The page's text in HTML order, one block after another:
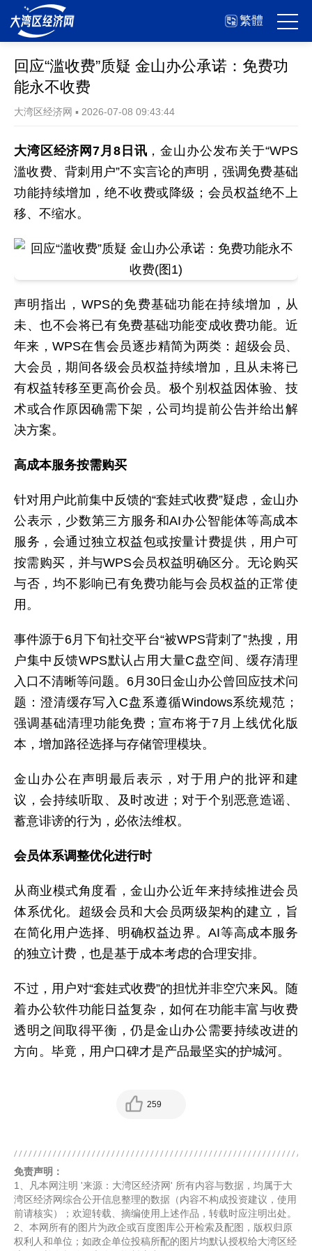
繁體
回应“滥收费”质疑 金山办公承诺：免费功
能永不收费
大湾区经济网 ▪ 2026-07-08 09:43:44
大湾区经济网7月8日讯 ，金山办公发布关于“WPS
滥收费、背刺用户”不实言论的声明，强调免费基础
功能持续增加，绝不收费或降级；会员权益绝不上
移、不缩水。
声明指出，WPS的免费基础功能在持续增加，从
未、也不会将已有免费基础功能变成收费功能。近
年来，WPS在售会员逐步精简为两类：超级会员、
大会员，期间各级会员权益持续增加，且从未将已
有权益转移至更高价会员。极个别权益因体验、技
术或合作原因确需下架，公司均提前公告并给出解
决方案。
高成本服务按需购买
针对用户此前集中反馈的“套娃式收费”疑虑，金山办
公表示，少数第三方服务和AI办公智能体等高成本
服务，会通过独立权益包或按量计费提供，用户可
按需购买，并与WPS会员权益明确区分。无论购买
与否，均不影响已有免费功能与会员权益的正常使
用。
事件源于6月下旬社交平台“被WPS背刺了”热搜，用
户集中反馈WPS默认占用大量C盘空间、缓存清理
入口不清晰等问题。6月30日金山办公曾回应技术问
题：澄清缓存写入C盘系遵循Windows系统规范；
强调基础清理功能免费；宣布将于7月上线优化版
本，增加路径选择与存储管理模块。
金山办公在声明最后表示，对于用户的批评和建
议，会持续听取、及时改进；对于个别恶意造谣、
蓄意诽谤的行为，必依法维权。
会员体系调整优化进行时
从商业模式角度看，金山办公近年来持续推进会员
体系优化。超级会员和大会员两级架构的建立，旨
在简化用户选择、明确权益边界。AI等高成本服务
的独立计费，也是基于成本考虑的合理安排。
不过，用户对“套娃式收费”的担忧并非空穴来风。随
着办公软件功能日益复杂，如何在功能丰富与收费
透明之间取得平衡，仍是金山办公需要持续改进的
方向。毕竟，用户口碑才是产品最坚实的护城河。
259
免责声明：
1、凡本网注明 '来源：大湾区经济网' 所有内容与数据，均属于大
湾区经济网综合公开信息整理的数据（内容不构成投资建议，使用
前请核实）；欢迎转载、摘编使用上述作品，转载时应注明出处。
2、本网所有的图片为政企或百度图库公开检索及配图，版权归原
权利人和单位；如政企单位投稿所配的图片均默认授权给大湾区经